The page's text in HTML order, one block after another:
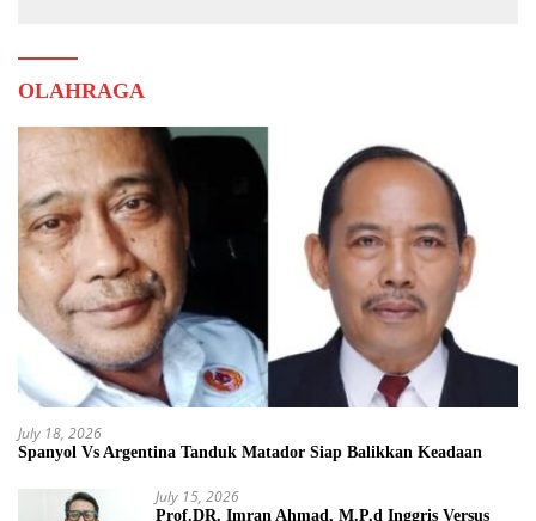
OLAHRAGA
July 18, 2026
Spanyol Vs Argentina Tanduk Matador Siap Balikkan Keadaan
July 15, 2026
Prof.DR. Imran Ahmad, M.P.d Inggris Versus